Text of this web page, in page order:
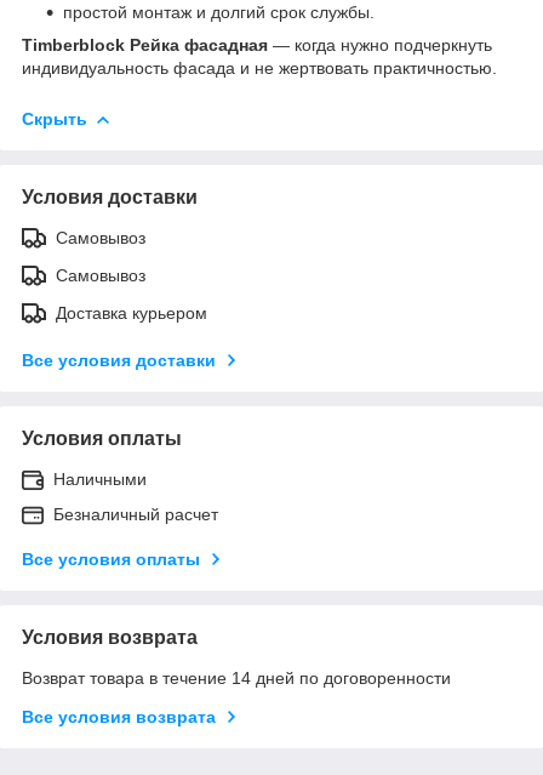
простой монтаж и долгий срок службы.
Timberblock Рейка фасадная — когда нужно подчеркнуть
индивидуальность фасада и не жертвовать практичностью.
Скрыть
Условия доставки
Самовывоз
Самовывоз
Доставка курьером
Все условия доставки
Условия оплаты
Наличными
Безналичный расчет
Все условия оплаты
Условия возврата
Возврат товара в течение 14 дней по договоренности
Все условия возврата